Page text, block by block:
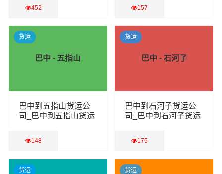
452
查看详细
157
查看详细
巴中 - 五指山
巴中到五指山货运公
司_巴中到五指山货运
148
查看详细
货运
巴中 - 石河子
巴中到石河子货运公
司_巴中到石河子货运
175
查看详细
货运
货运 货运